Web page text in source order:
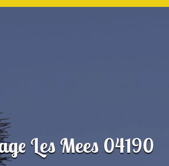
Les Mees 04190